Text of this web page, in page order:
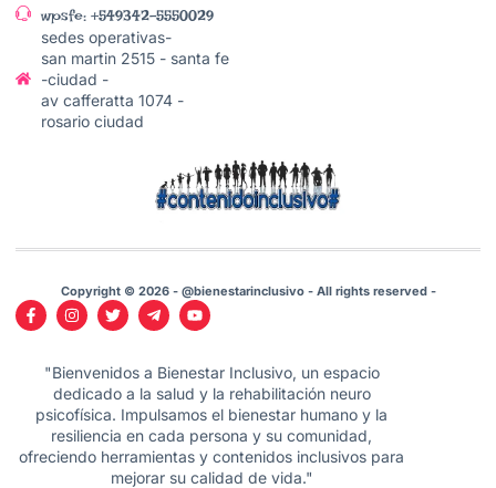
wpsfe: +549342-5550029
sedes operativas-
san martin 2515 - santa fe
-ciudad -
av cafferatta 1074 -
rosario ciudad
Copyright © 2026 - @bienestarinclusivo - All rights reserved -
"Bienvenidos a Bienestar Inclusivo, un espacio
dedicado a la salud y la rehabilitación neuro
psicofísica. Impulsamos el bienestar humano y la
resiliencia en cada persona y su comunidad,
ofreciendo herramientas y contenidos inclusivos para
mejorar su calidad de vida."